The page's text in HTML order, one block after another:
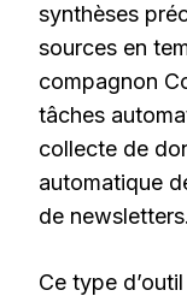
synthèses
sources en
compagnon
tâches
collecte de
automatique
de newsletters.
Ce type